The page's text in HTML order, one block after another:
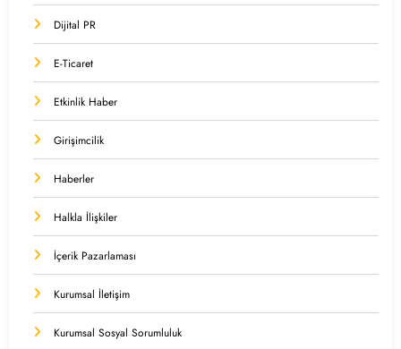
Dijital PR
E-Ticaret
Etkinlik Haber
Girişimcilik
Haberler
Halkla İlişkiler
İçerik Pazarlaması
Kurumsal İletişim
Kurumsal Sosyal Sorumluluk